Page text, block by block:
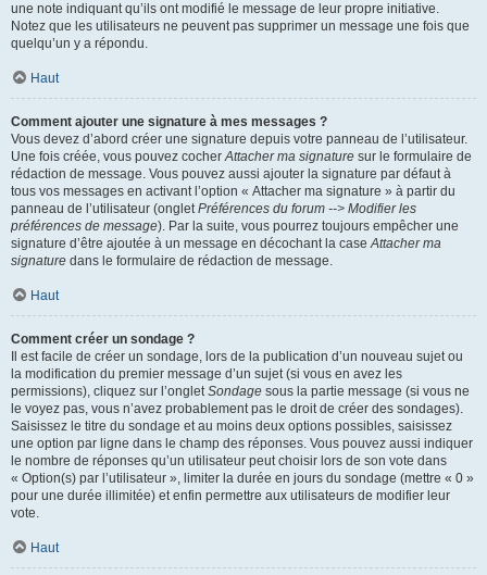
une note indiquant qu’ils ont modifié le message de leur propre initiative.
Notez que les utilisateurs ne peuvent pas supprimer un message une fois que
quelqu’un y a répondu.
Haut
Comment ajouter une signature à mes messages ?
Vous devez d’abord créer une signature depuis votre panneau de l’utilisateur.
Une fois créée, vous pouvez cocherAttacher ma signature sur le formulaire de
rédaction de message. Vous pouvez aussi ajouter la signature par défaut à
tous vos messages en activant l’option « Attacher ma signature » à partir du
panneau de l’utilisateur (ongletPréférences du forum --> Modifier les
préférences de message). Par la suite, vous pourrez toujours empêcher une
signature d’être ajoutée à un message en décochant la caseAttacher ma
signature dans le formulaire de rédaction de message.
Haut
Comment créer un sondage ?
Il est facile de créer un sondage, lors de la publication d’un nouveau sujet ou
la modification du premier message d’un sujet (si vous en avez les
permissions), cliquez sur l’ongletSondage sous la partie message (si vous ne
le voyez pas, vous n’avez probablement pas le droit de créer des sondages).
Saisissez le titre du sondage et au moins deux options possibles, saisissez
une option par ligne dans le champ des réponses. Vous pouvez aussi indiquer
le nombre de réponses qu’un utilisateur peut choisir lors de son vote dans
« Option(s) par l’utilisateur », limiter la durée en jours du sondage (mettre « 0 »
pour une durée illimitée) et enfin permettre aux utilisateurs de modifier leur
vote.
Haut